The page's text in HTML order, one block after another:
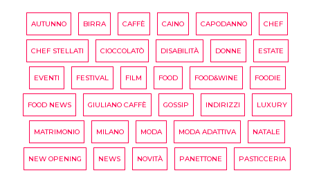
AUTUNNO BIRRA CAFFÈ CAINO CAPODANNO CHEF
CHEF STELLATI CIOCCOLATÒ DISABILITÀ DONNE ESTATE
EVENTI FESTIVAL FILM FOOD FOOD&WINE FOODIE
FOOD NEWS GIULIANO CAFFÈ GOSSIP INDIRIZZI LUXURY
MATRIMONIO MILANO MODA MODA ADATTIVA NATALE
NEW OPENING NEWS NOVITÀ PANETTONE PASTICCERIA